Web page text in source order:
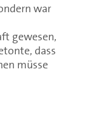
war
gewesen,
dass
müsse